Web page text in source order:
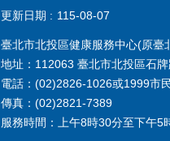
更新日期 115-08-07
臺北市北投區健康服務中心(原
地址：112063 臺北市北投區石
電話：(02)2826-1026或1999市
傳真：(02)2821-7389
服務時間：上午8時30分至下午5